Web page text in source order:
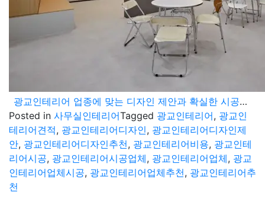
광교인테리어 업종에 맞는 디자인 제안과 확실한 시공은 이곳입니다.
Posted in 사무실인테리어Tagged 광교인테리어, 광교인
테리어견적, 광교인테리어디자인, 광교인테리어디자인제
안, 광교인테리어디자인추천, 광교인테리어비용, 광교인테
리어시공, 광교인테리어시공업체, 광교인테리어업체, 광교
인테리어업체시공, 광교인테리어업체추천, 광교인테리어추
천